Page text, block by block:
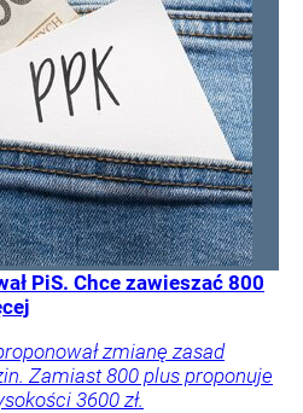
PiS. Chce zawieszać 800
zmianę zasad
Zamiast 800 plus proponuje
3600 zł.